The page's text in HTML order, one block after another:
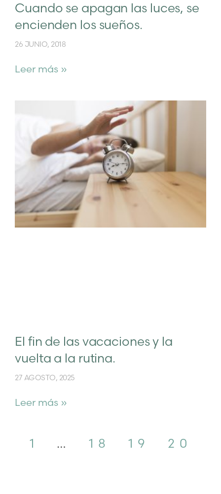
Cuando se apagan las luces, se
encienden los sueños.
26 JUNIO, 2018
Leer más »
El fin de las vacaciones y la
vuelta a la rutina.
27 AGOSTO, 2025
Leer más »
1 … 18 19 20